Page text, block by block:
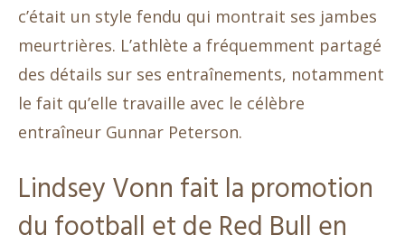
c’était un style fendu qui montrait ses jambes
meurtrières. L’athlète a fréquemment partagé
des détails sur ses entraînements, notamment
le fait qu’elle travaille avec le célèbre
entraîneur Gunnar Peterson.
Lindsey Vonn fait la promotion
du football et de Red Bull en